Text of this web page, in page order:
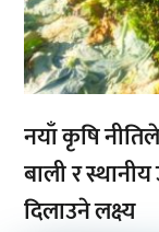
नयाँ कृषि
बाली र स्थानीय
दिलाउने लक्ष्य